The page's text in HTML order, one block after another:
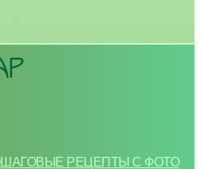
РЕЦЕПТЫ С ФОТО